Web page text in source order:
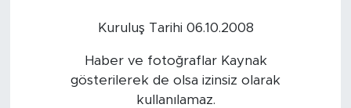
Kuruluş Tarihi 06.10.2008
Haber ve fotoğraflar Kaynak
gösterilerek de olsa izinsiz olarak
kullanılamaz.